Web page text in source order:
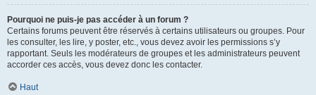
Pourquoi ne puis-je pas accéder à un forum ?
Certains forums peuvent être réservés à certains utilisateurs ou groupes. Pour
les consulter, les lire, y poster, etc., vous devez avoir les permissions s’y
rapportant. Seuls les modérateurs de groupes et les administrateurs peuvent
accorder ces accès, vous devez donc les contacter.
Haut